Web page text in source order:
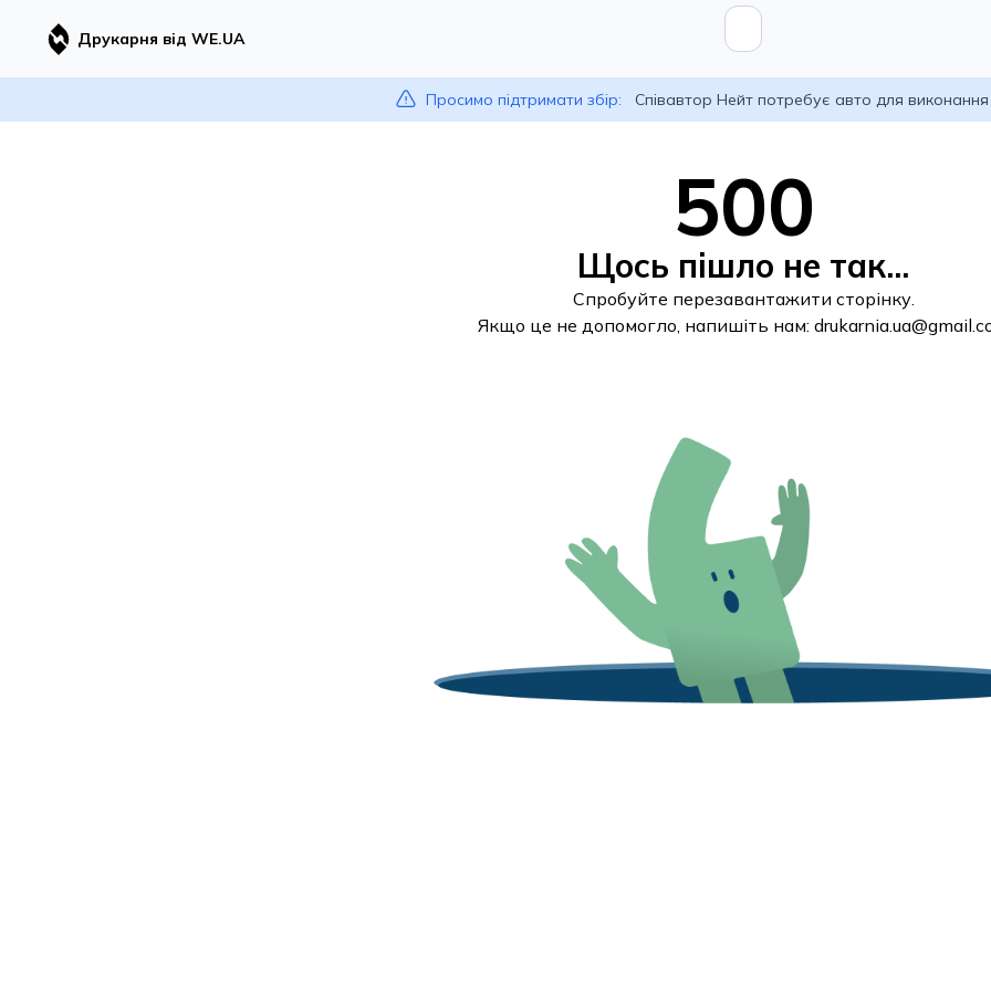
Друкарня від WE.UA
Просимо підтримати збір: Співавтор Нейт потребує авто для
500
Щось пішло не так...
Спробуйте перезавантажити сторінку.
Якщо це не допомогло, напишіть нам: